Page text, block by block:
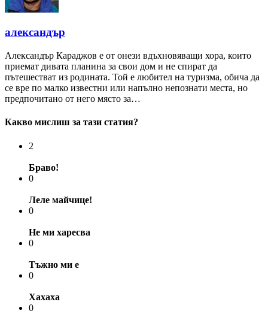
александър
Александър Караджов е от онези вдъхновяващи хора, които
приемат дивата планина за свои дом и не спират да
пътешестват из родината. Той е любител на туризма, обича да
се вре по малко известни или напълно непознати места, но
предпочитано от него място за…
Какво мислиш за тази статия?
2
Браво!
0
Леле майчице!
0
Не ми харесва
0
Тъжно ми е
0
Хахаха
0